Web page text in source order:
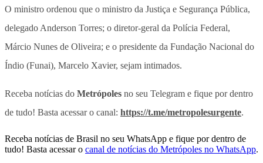
O ministro ordenou que o ministro da Justiça e Segurança Pública,
delegado Anderson Torres; o diretor-geral da Polícia Federal,
Márcio Nunes de Oliveira; e o presidente da Fundação Nacional do
Índio (Funai), Marcelo Xavier, sejam intimados.
Receba notícias do Metrópoles no seu Telegram e fique por dentro
de tudo! Basta acessar o canal: https://t.me/metropolesurgente.
Receba notícias de Brasil no seu WhatsApp e fique por dentro de
tudo! Basta acessar o canal de notícias do Metrópoles no WhatsApp.